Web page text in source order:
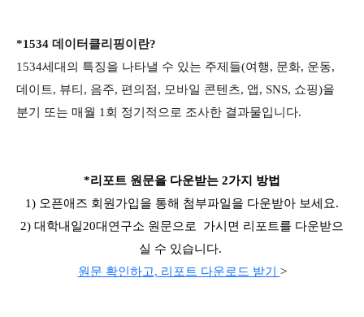
*1534 데이터클리핑이란?
1534세대의 특징을 나타낼 수 있는 주제들(여행, 문화, 운동,
데이트, 뷰티, 음주, 편의점, 모바일 콘텐츠, 앱, SNS, 쇼핑)을
분기 또는 매월 1회 정기적으로 조사한 결과물입니다.
*리포트 원문을 다운받는 2가지 방법
1) 오픈애즈 회원가입을 통해 첨부파일을 다운받아 보세요.
2) 대학내일20대연구소 원문으로 가시면 리포트를 다운받으
실 수 있습니다.
원문 확인하고, 리포트 다운로드 받기 >